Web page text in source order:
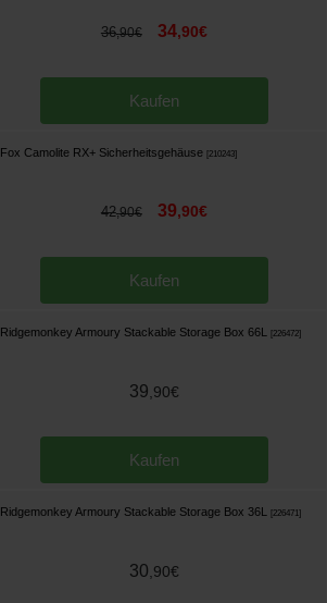
36,90€ 34,90€
Kaufen
Fox Camolite RX+ Sicherheitsgehäuse [210243]
42,90€ 39,90€
Kaufen
Ridgemonkey Armoury Stackable Storage Box 66L [226472]
39 90€
Kaufen
Ridgemonkey Armoury Stackable Storage Box 36L [226471]
30 90€